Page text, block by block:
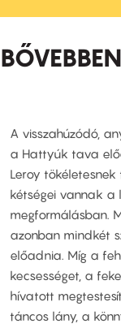
A visszahúzódó,
a Hattyúk tava
Leroy
kétségei vannak a
megformálásban.
azonban mindkét
előadnia. Míg a
kecsességet, a
hívatott
táncos lány, a